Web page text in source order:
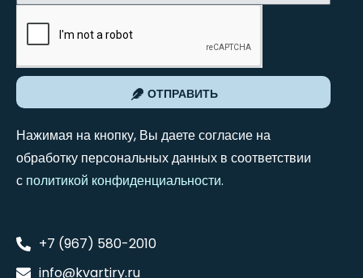
ОТПРАВИТЬ
Нажимая на кнопку, Вы даете согласие на
обработку персональных данных в соответствии
с политикой конфиденциальности.
+7 (967) 580-2010
info@kvartiry.ru